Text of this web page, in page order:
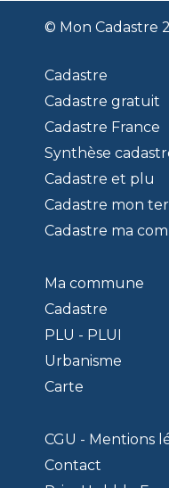
© Mon Cadastre
Cadastre
Cadastre gratuit
Cadastre France
Synthèse
Cadastre et plu
Cadastre mon
Cadastre ma
Ma commune
Cadastre
PLU - PLUI
Urbanisme
Carte
CGU - Mentions
Contact